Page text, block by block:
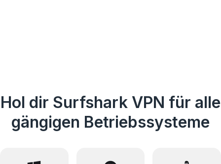
Hol dir Surfshark VPN für alle
gängigen Betriebssysteme